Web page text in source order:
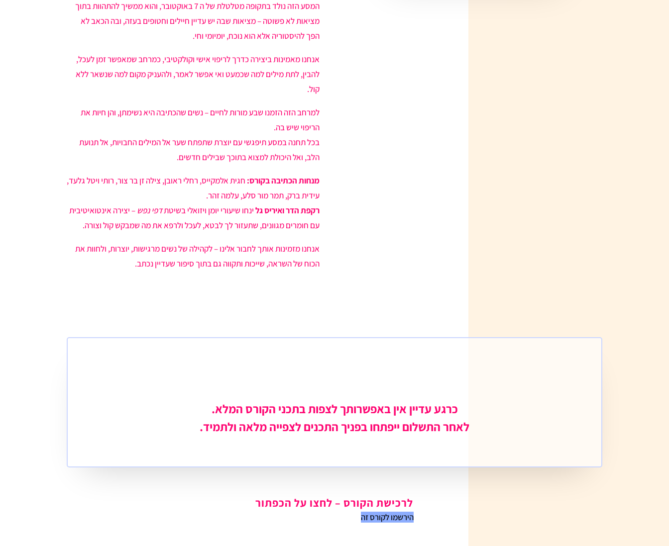
המסע הזה נולד בתקופה מטלטלת של ה 7 באוקטובר, והוא ממשיך להתהוות בתוך
מציאות לא פשוטה – מציאות שבה יש עדיין חיילים וחטופים בעזה, ובה הכאב לא
הפך להיסטוריה אלא הוא נוכח, יומיומי וחי.
אנחנו מאמינות ביצירה כדרך לריפוי אישי וקולקטיבי, כמרחב שמאפשר זמן לעכל,
להבין, לתת מילים למה שכמעט ואי אפשר לאמר, ולהעניק מקום למה שנשאר ללא
קול.
למרחב הזה הזמנו שבע מורות לחיים – נשים שהכתיבה היא נשימתן, והן חיות את
הריפוי שיש בה.
בכל תחנה במסע תיפגשי עם יוצרת שתפתח שער אל המילים החבויות, אל תנועת
הלב, ואל היכולת למצוא בתוכך שבילים חדשים.
מנחות הכתיבה בקורס: חגית אלמקייס, רחלי ראובן, צילה זן בר צור, רותי ויטל גלעד,
עידית ברק, תמר מור סלע, עלמה זהר.
רקפת הדר ואיריס גלינחו שיעורי יומן ויזואלי בשיטתדפי נפש – יצירה אינטואיטיבית
עם חומרים מגוונים, שתעזור לך לבטא, לעכל ולרפא את מה שמבקש קול וצורה.
אנחנו מזמינות אותך לחבור אלינו – לקהילה של נשים מרגישות, יוצרות, ולחוות את
הכוח של השראה, שייכות ותקווה גם בתוך סיפור שעדיין נכתב.
כרגע עדיין אין באפשרותך לצפות בתכני הקורס המלא.
לאחר התשלום ייפתחו בפניך התכנים לצפייה מלאה ולתמיד.
לרכישת הקורס – לחצו על הכפתור
הירשמו לקורס זה